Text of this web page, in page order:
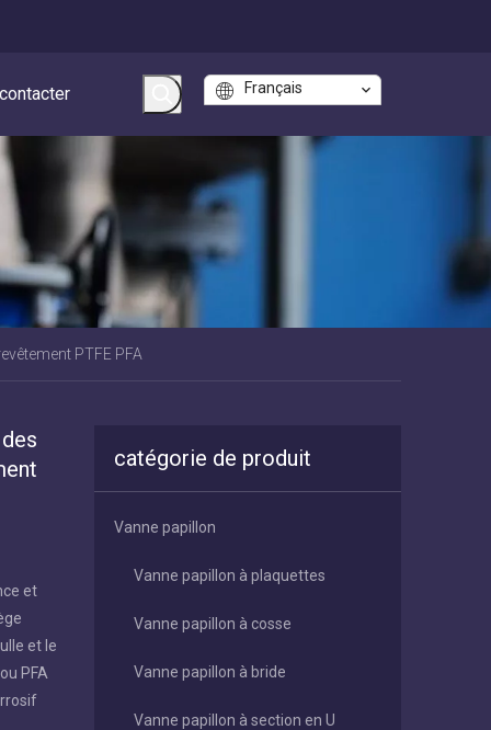
Français
PTFE PFA
et
et le
PFA
catégorie de produit
Vanne papillon
Vanne papillon à plaquettes
Vanne papillon à cosse
Vanne papillon à bride
Vanne papillon à section en U